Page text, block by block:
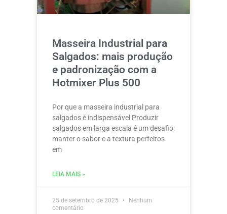
Masseira Industrial para
Salgados: mais produção
e padronização com a
Hotmixer Plus 500
Por que a masseira industrial para
salgados é indispensável Produzir
salgados em larga escala é um desafio:
manter o sabor e a textura perfeitos
em
LEIA MAIS »
25 de setembro de 2025
Nenhum
comentário